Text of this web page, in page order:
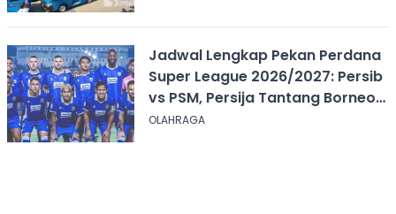
Jadwal Lengkap Pekan Perdana
Super League 2026/2027: Persib
vs PSM, Persija Tantang Borneo
FC
OLAHRAGA